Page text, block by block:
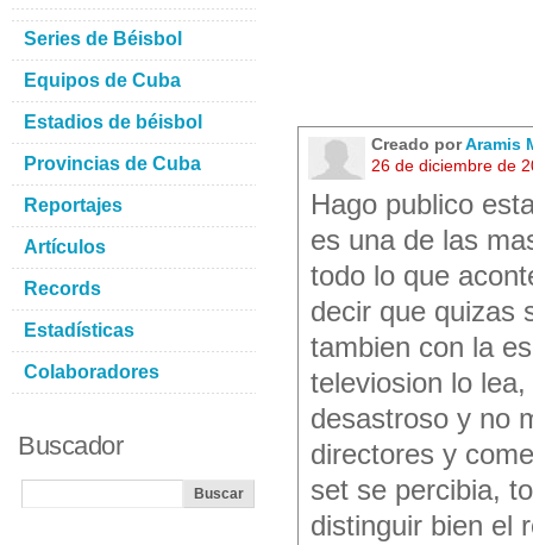
Creado porAramis
26 de diciembre de
Hago publico
es una de las
todo lo que
decir que quizas
tambien con la
televiosion lo
desastroso y no
directores y
set se percibia,
distinguir bien el
Series de Béisbol
Equipos de Cuba
Estadios de béisbol
Provincias de Cuba
Reportajes
Artículos
Records
Estadísticas
Colaboradores
Buscador